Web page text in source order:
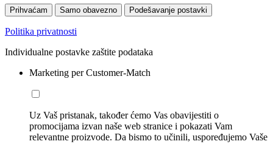
Prihvaćam Samo obavezno Podešavanje postavki
Politika privatnosti
Individualne postavke zaštite podataka
Marketing per Customer-Match
Uz Vaš pristanak, također ćemo Vas obavijestiti o
promocijama izvan naše web stranice i pokazati Vam
relevantne proizvode. Da bismo to učinili, uspoređujemo Vaše